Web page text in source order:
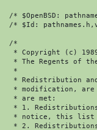
/* $OpenBSD:
/* $Id:
/*
* Copyright (c)
* The Regents of
*
* Redistribution
* modification, are
* are met:
* 1.
* notice, this list
* 2. Redistributions